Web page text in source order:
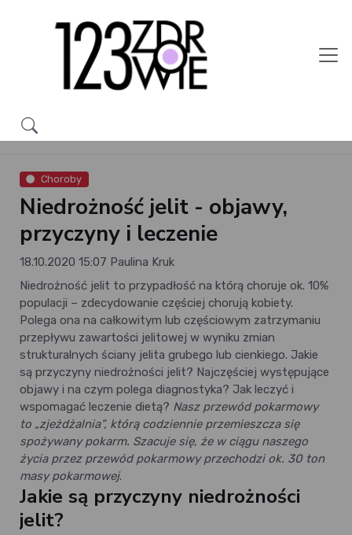
Choroby
Niedrożność jelit - objawy,
przyczyny i leczenie
18.10.2020 15:07 Paulina Kruk
Niedrożność jelit to przypadłość na którą choruje ok. 10%
populacji – zdecydowanie częściej chorują kobiety.
Polega ona na całkowitym lub częściowym zatrzymaniu
przepływu zawartości jelitowej w wyniku zmian
strukturalnych ściany jelita grubego lub cienkiego. Jakie
są przyczyny niedrożności jelit? Najczęściej występujące
objawy i na czym polega diagnostyka? Jak leczyć i
wspomagać leczenie dietą? Nasz przewód pokarmowy
to „zjeżdżalnia”, którą codziennie przemieszcza się
spożywany pokarm. Szacuje się, że w ciągu naszego
życia przez przewód pokarmowy przechodzi ok. 30 ton
masy pokarmowej.
Jakie są przyczyny niedrożności
jelit?